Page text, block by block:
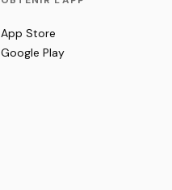
App Store
Google Play